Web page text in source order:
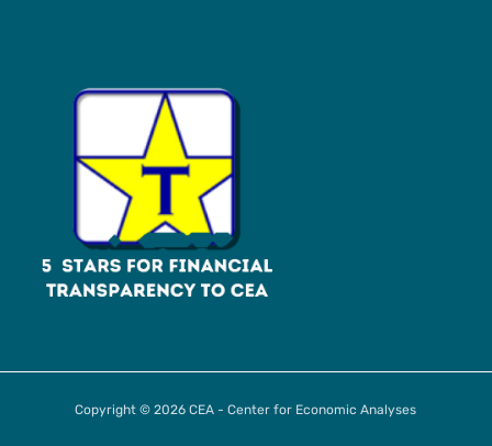
Copyright © 2026 CEA - Center for Economic Analyses